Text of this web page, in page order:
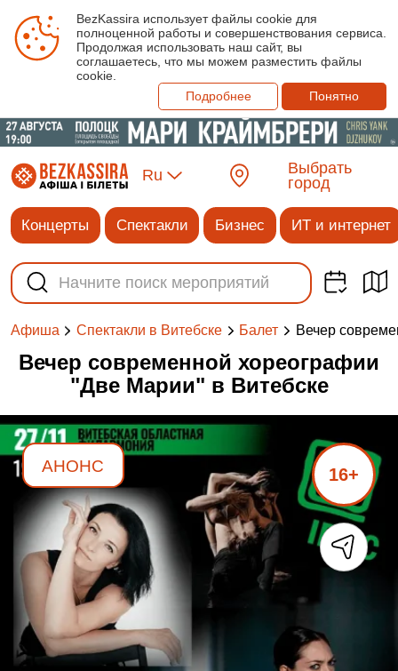
BezKassira использует файлы cookie для
полноценной работы и совершенствования сервиса.
Продолжая использовать наш сайт, вы
соглашаетесь, что мы можем разместить файлы
cookie.
Подробнее
Понятно
Ru
Выбрать
город
Концерты Спектакли Бизнес ИТ и интернет
Афиша Спектакли в Витебске Балет Вечер
Вечер современной хореографии
"Две Марии" в Витебске
АНОНС 16+